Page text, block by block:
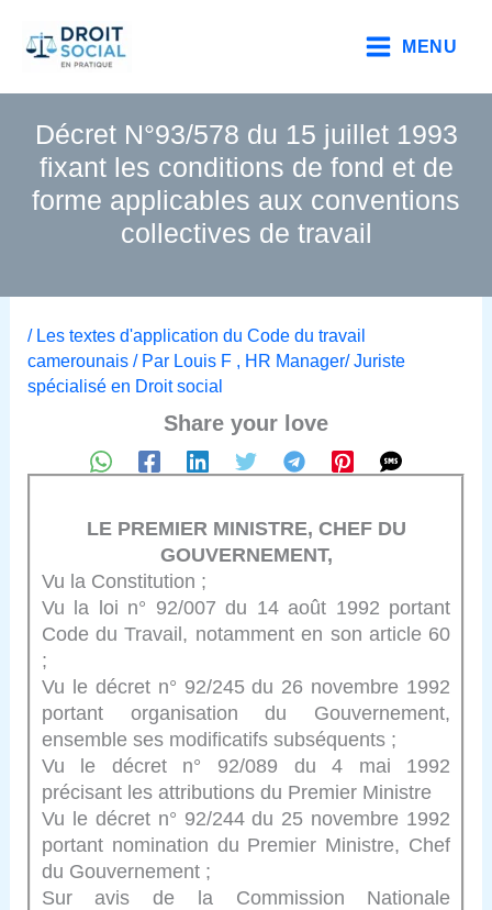
contenu
MENU
Décret N°93/578 du 15 juillet 1993
fixant les conditions de fond et de
forme applicables aux conventions
collectives de travail
/ Les textes d'application du Code du travail
camerounais/ Par Louis F , HR Manager/ Juriste
spécialisé en Droit social
Share your love
LE PREMIER MINISTRE, CHEF DU
GOUVERNEMENT,
Vu la Constitution ;
Vu la loi n° 92/007 du 14 août 1992 portant
Code du Travail, notamment en son article 60
;
Vu le décret n° 92/245 du 26 novembre 1992
portant organisation du Gouvernement,
ensemble ses modificatifs subséquents ;
Vu le décret n° 92/089 du 4 mai 1992
précisant les attributions du Premier Ministre
Vu le décret n° 92/244 du 25 novembre 1992
portant nomination du Premier Ministre, Chef
du Gouvernement ;
Sur avis de la Commission Nationale